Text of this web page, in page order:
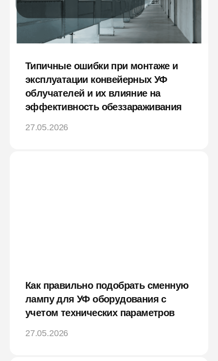
Типичные ошибки при монтаже и
эксплуатации конвейерных УФ
облучателей и их влияние на
эффективность обеззараживания
27.05.2026
Как правильно подобрать сменную
лампу для УФ оборудования с
учетом технических параметров
27.05.2026